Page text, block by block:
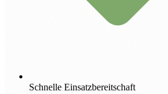
Schnelle Einsatzbereitschaft